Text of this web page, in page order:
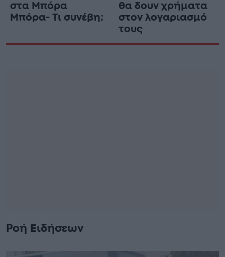
στα Μπόρα
Μπόρα- Τι συνέβη;
θα δουν χρήματα
στον λογαριασμό
τους
Ροή Ειδήσεων